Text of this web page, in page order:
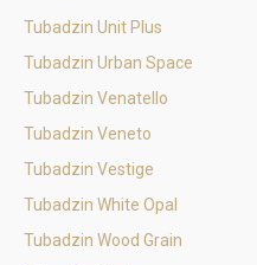
Tubadzin Unit Plus
Tubadzin Urban Space
Tubadzin Venatello
Tubadzin Veneto
Tubadzin Vestige
Tubadzin White Opal
Tubadzin Wood Grain